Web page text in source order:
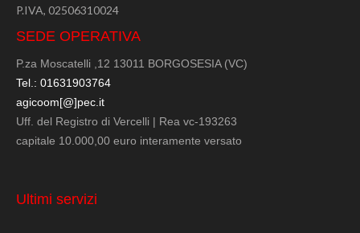
P.IVA, 02506310024
SEDE OPERATIVA
P.za Moscatelli ,12 13011 BORGOSESIA (VC)
Tel.: 01631903764
agicoom[@]pec.it
Uff. del Registro di Vercelli | Rea vc-193263
capitale 10.000,00 euro interamente versato
Ultimi servizi